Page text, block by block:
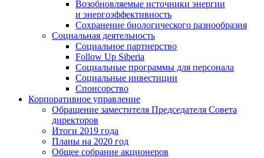
Возобновляемые источники энергии
и энергоэффективность
Сохранение биологического разнообразия
Социальная деятельность
Социальное партнерство
Follow Up Siberia
Социальные программы для персонала
Социальные инвестиции
Спонсорство
Корпоративное управление
Обращение заместителя Председателя Совета
директоров
Итоги 2019 года
Планы на 2020 год
Общее собрание акционеров